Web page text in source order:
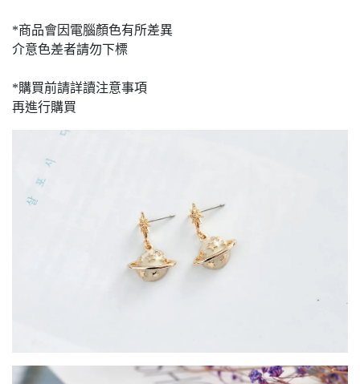
*商品會因電腦顏色有所差異
介意色差者請勿下標
*購買前請詳讀注意事項
再進行購買